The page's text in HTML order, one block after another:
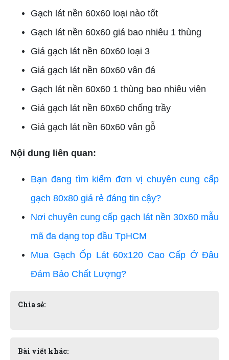
Gạch lát nền 60x60 loại nào tốt
Gạch lát nền 60x60 giá bao nhiêu 1 thùng
Giá gạch lát nền 60x60 loại 3
Giá gạch lát nền 60x60 vân đá
Gạch lát nền 60x60 1 thùng bao nhiêu viên
Giá gạch lát nền 60x60 chống trầy
Giá gạch lát nền 60x60 vân gỗ
Nội dung liên quan:
Bạn đang tìm kiếm đơn vị chuyên cung cấp
gạch 80x80 giá rẻ đáng tin cậy?
Nơi chuyên cung cấp gạch lát nền 30x60 mẫu
mã đa dạng top đầu TpHCM
Mua Gạch Ốp Lát 60x120 Cao Cấp Ở Đâu
Đảm Bảo Chất Lượng?
Chia sẻ:
Bài viết khác: